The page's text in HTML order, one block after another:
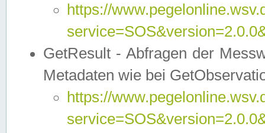
https://
GetResult - Abfragen der
Metadaten wie bei
https://